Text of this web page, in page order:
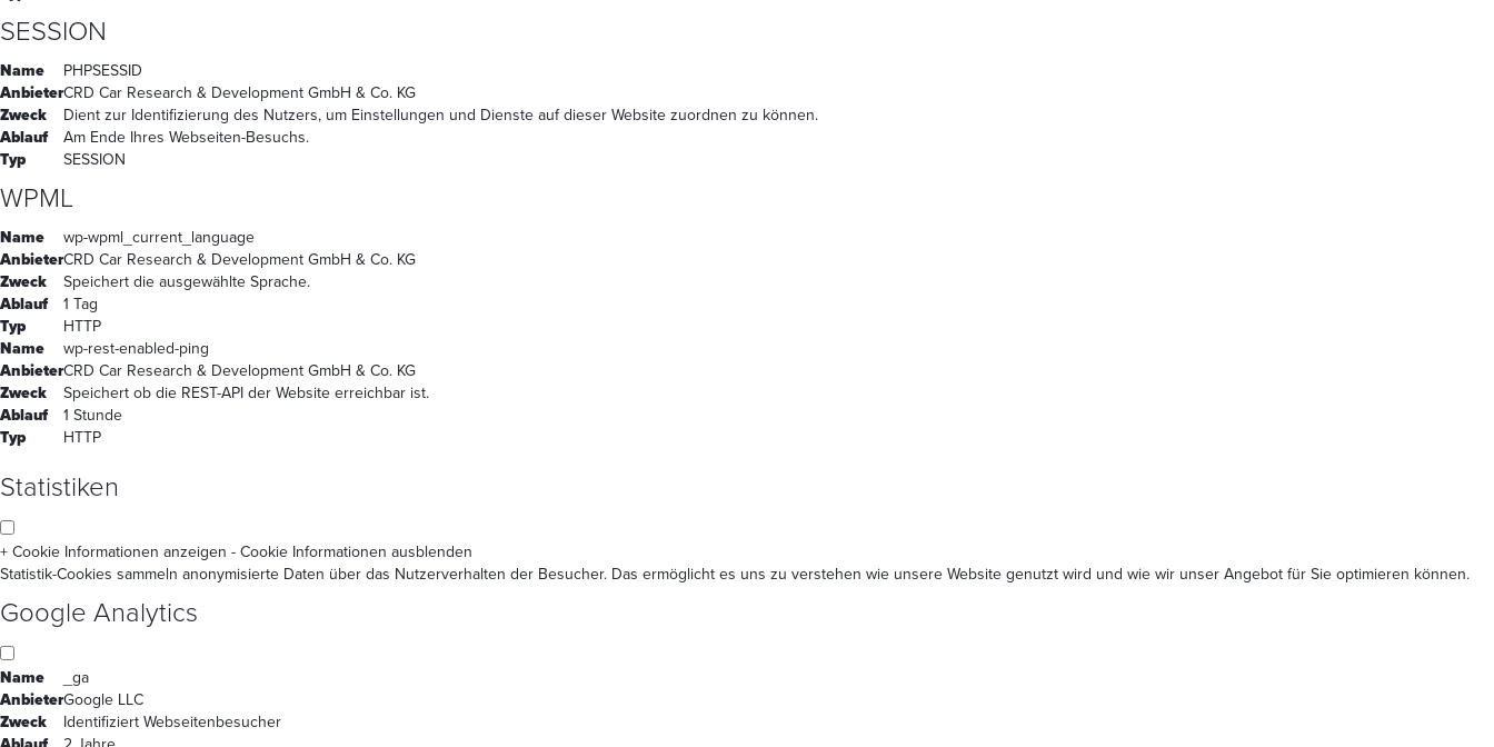
SESSION
Name
PHPSESSID
AnbieterCRD Car Research & Development GmbH & Co. KG
Zweck
Dient zur Identifizierung des Nutzers, um Einstellungen und Dienste auf dieser Website zuordnen zu können.
Ablauf
Am Ende Ihres Webseiten-Besuchs.
Typ
SESSION
WPML
Name
wp-wpml_current_language
AnbieterCRD Car Research & Development GmbH & Co. KG
Zweck
Speichert die ausgewählte Sprache.
Ablauf
1 Tag
Typ
HTTP
Name
wp-rest-enabled-ping
AnbieterCRD Car Research & Development GmbH & Co. KG
Zweck
Speichert ob die REST-API der Website erreichbar ist.
Ablauf
1 Stunde
Typ
HTTP
Statistiken
+ Cookie Informationen anzeigen - Cookie Informationen ausblenden
Statistik-Cookies sammeln anonymisierte Daten über das Nutzerverhalten der Besucher. Das ermöglicht es uns zu verstehen wie unsere Website genutzt wird und wie wir unser Angebot für Sie optimieren können.
Google Analytics
Name
_ga
AnbieterGoogle LLC
Zweck
Identifiziert Webseitenbesucher